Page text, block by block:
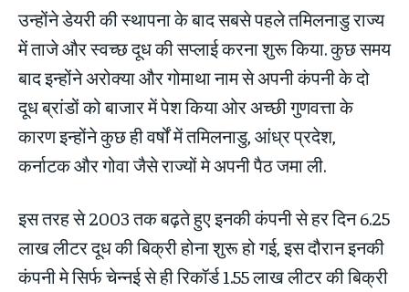
उन्होंने डेयरी की स्थापना के बाद सबसे पहले तमिलनाडु राज्य
में ताजे और स्वच्छ दूध की सप्लाई करना शुरू किया. कुछ समय
बाद इन्होंने अरोक्या और गोमाथा नाम से अपनी कंपनी के दो
दूध ब्रांडों को बाजार में पेश किया ओर अच्छी गुणवत्ता के
कारण इन्होंने कुछ ही वर्षों में तमिलनाडु, आंध्र प्रदेश,
कर्नाटक और गोवा जैसे राज्यों मे अपनी पैठ जमा ली.
इस तरह से 2003 तक बढ़ते हुए इनकी कंपनी से हर दिन 6.25
लाख लीटर दूध की बिक्री होना शुरू हो गई, इस दौरान इनकी
कंपनी मे सिर्फ चेन्नई से ही रिकॉर्ड 1.55 लाख लीटर की बिक्री